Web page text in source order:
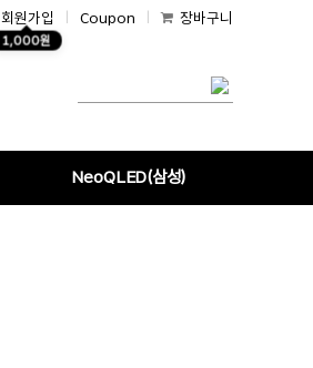
회원가입
1,000원
Coupon 장바구니
NeoQLED(삼성)